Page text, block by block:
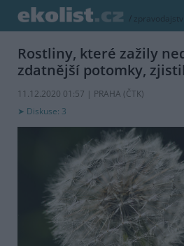
/ zpravodajství
Rostliny, které zažily
zdatnější potomky,
11.12.2020 01:57 | PRAHA (ČTK)
Diskuse: 3